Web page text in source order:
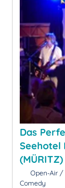
Das
Seehotel
(MÜRITZ)
Open-Air /
Comedy